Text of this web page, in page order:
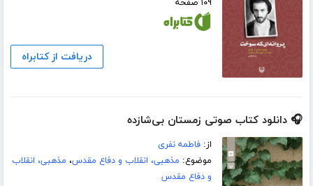
۱۰۹ صفحه
دریافت از کتابراه
🎧 دانلود کتاب صوتی زمستان بی‌شازده
از:فاطمه نفری
موضوع: مذهبی، انقلاب و دفاع مقدس، مذهبی، انقلاب
و دفاع مقدس